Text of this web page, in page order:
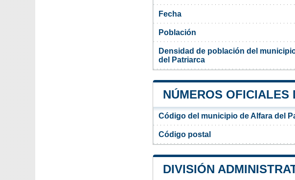
Fecha
Población
Densidad de población del
del Patriarca
NÚMEROS OFICIALES
Código del municipio de Alfara del
Código postal
DIVISIÓN